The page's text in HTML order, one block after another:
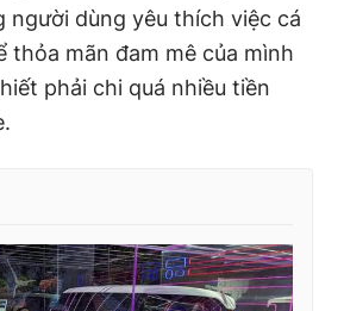
người dùng yêu thích việc cá
thỏa mãn đam mê của mình
phải chi quá nhiều tiền